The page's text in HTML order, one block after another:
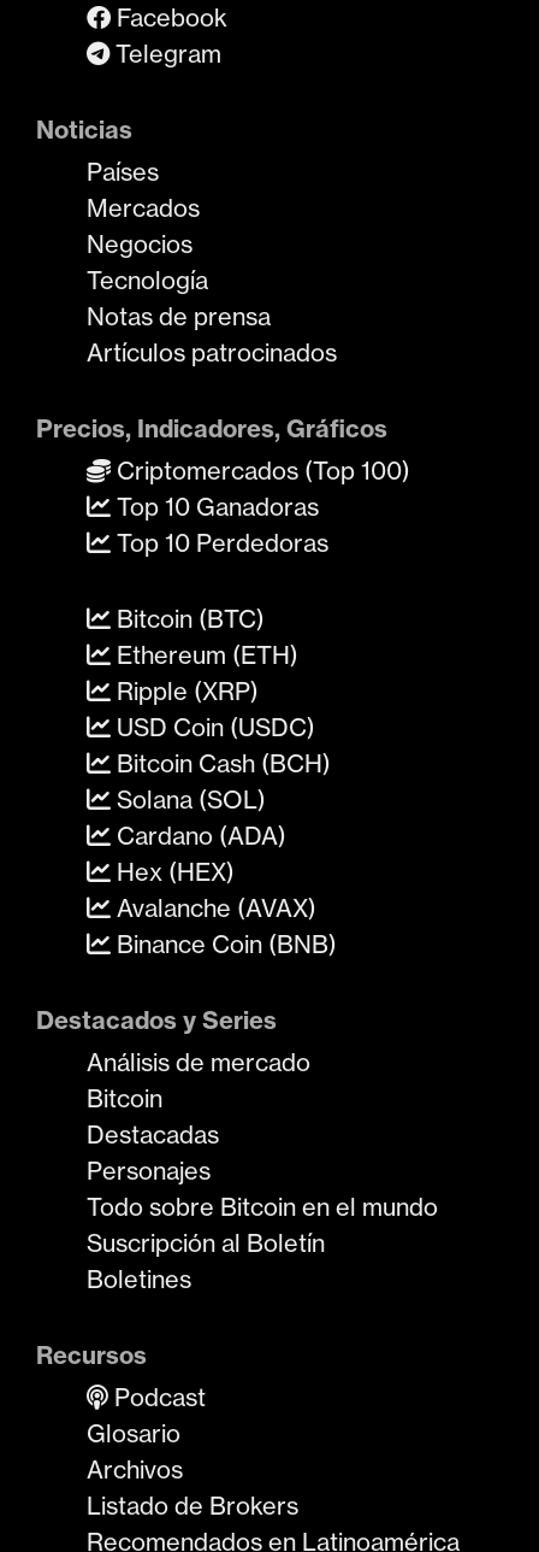
Facebook
Telegram
Noticias
Países
Mercados
Negocios
Tecnología
Notas de prensa
Artículos patrocinados
Precios, Indicadores, Gráficos
Criptomercados (Top 100)
Top 10 Ganadoras
Top 10 Perdedoras
Bitcoin (BTC)
Ethereum (ETH)
Ripple (XRP)
USD Coin (USDC)
Bitcoin Cash (BCH)
Solana (SOL)
Cardano (ADA)
Hex (HEX)
Avalanche (AVAX)
Binance Coin (BNB)
Destacados y Series
Análisis de mercado
Bitcoin
Destacadas
Personajes
Todo sobre Bitcoin en el mundo
Suscripción al Boletín
Boletines
Recursos
Podcast
Glosario
Archivos
Listado de Brokers
Recomendados en Latinoamérica